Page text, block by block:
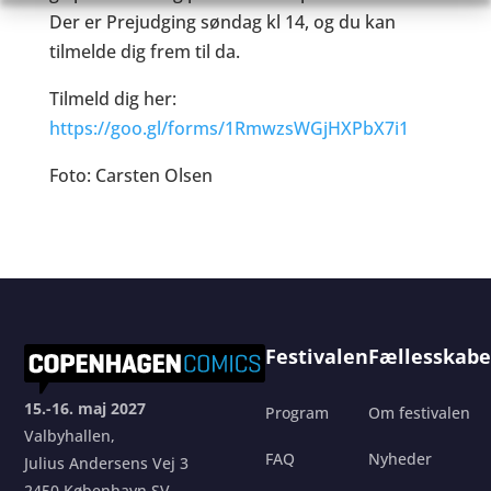
Der er Prejudging søndag kl 14, og du kan
tilmelde dig frem til da.
Tilmeld dig her:
https://goo.gl/forms/1RmwzsWGjHXPbX7i1
Foto: Carsten Olsen
15.-16. maj 2027
Valbyhallen,
Julius Andersens Vej 3
Festivalen
Program
FAQ
Om festivalen
Nyheder